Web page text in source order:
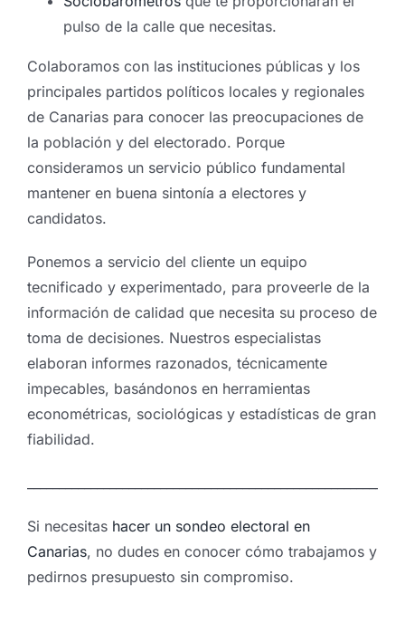
pulso de la calle que necesitas.
Colaboramos con las instituciones públicas y los
principales partidos políticos locales y regionales
de Canarias para conocer las preocupaciones de
la población y del electorado. Porque
consideramos un servicio público fundamental
mantener en buena sintonía a electores y
candidatos.
Ponemos a servicio del cliente un equipo
tecnificado y experimentado, para proveerle de la
información de calidad que necesita su proceso de
toma de decisiones. Nuestros especialistas
elaboran informes razonados, técnicamente
impecables, basándonos en herramientas
econométricas, sociológicas y estadísticas de gran
fiabilidad.
Si necesitas hacer un sondeo electoral en
Canarias, no dudes en conocer cómo trabajamos y
pedirnos presupuesto sin compromiso.